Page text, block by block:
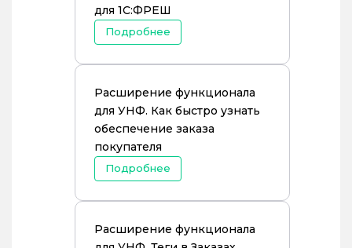
для 1С:ФРЕШ
Подробнее
Расширение функционала
для УНФ. Как быстро узнать
обеспечение заказа
покупателя
Подробнее
Расширение функционала